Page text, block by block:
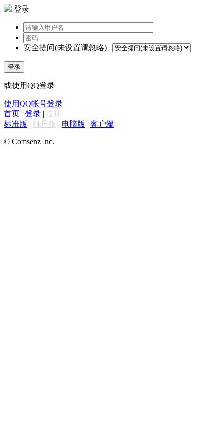
登录
安全提问(未设置请忽略)
登录
或使用QQ登录
使用QQ帐号登录
首页 | 登录 | 注册
标准版 | 触屏版 | 电脑版 | 客户端
© Comsenz Inc.